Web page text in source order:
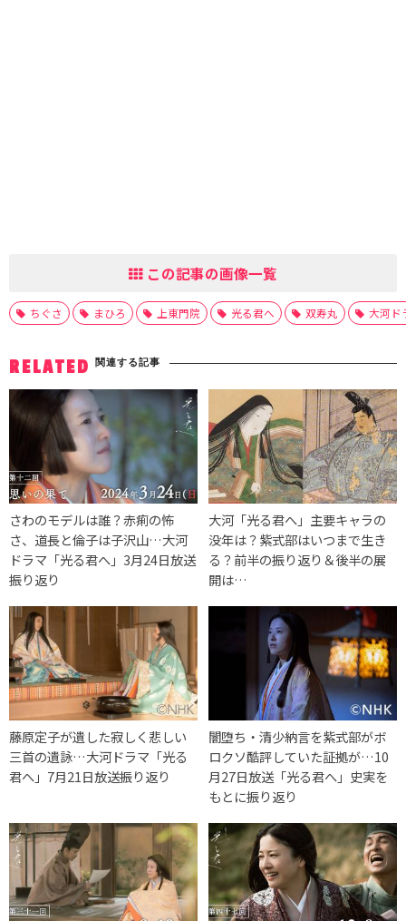
この記事の画像一覧
ちぐさ まひろ 上東門院 光る君へ 双寿丸 大河ド
RELATED 関連する記事
さわのモデルは誰？赤痢の怖
さ、道長と倫子は子沢山…大河
ドラマ「光る君へ」3月24日放送
振り返り
大河「光る君へ」主要キャラの
没年は？紫式部はいつまで生き
る？前半の振り返り＆後半の展
開は…
藤原定子が遺した寂しく悲しい
三首の遺詠…大河ドラマ「光る
君へ」7月21日放送振り返り
闇堕ち・清少納言を紫式部がボ
ロクソ酷評していた証拠が…10
月27日放送「光る君へ」史実を
もとに振り返り